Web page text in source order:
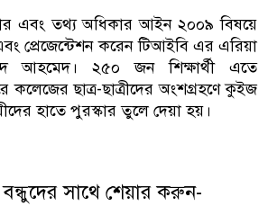
এবং তথ্য অধিকার আইন ২০০৯ বিষয়ে
প্রেজেন্টেশন করেন টিআইবি এর এরিয়া
আহমেদ। ২৫০ জন শিক্ষার্থী এতে
কলেজের ছাত্র-ছাত্রীদের অংশগ্রহণে কুইজ
হাতে পুরস্কার তুলে দেয়া হয়।
সাথে শেয়ার করুন-